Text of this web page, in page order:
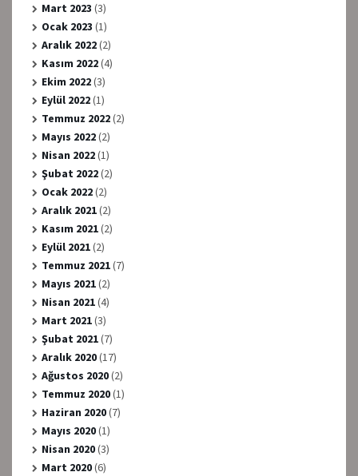
Mart 2023 (3)
Ocak 2023 (1)
Aralık 2022(2)
Kasım 2022(4)
Ekim 2022(3)
Eylül 2022(1)
Temmuz 2022(2)
Mayıs 2022(2)
Nisan 2022(1)
Şubat 2022(2)
Ocak 2022(2)
Aralık 2021(2)
Kasım 2021(2)
Eylül 2021(2)
Temmuz 2021(7)
Mayıs 2021(2)
Nisan 2021(4)
Mart 2021(3)
Şubat 2021(7)
Aralık 2020(17)
Ağustos 2020(2)
Temmuz 2020(1)
Haziran 2020(7)
Mayıs 2020(1)
Nisan 2020(3)
Mart 2020(6)